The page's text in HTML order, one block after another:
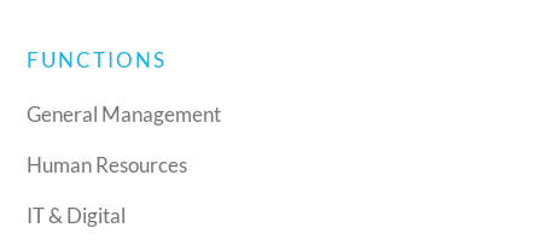
FUNCTIONS
General Management
Human Resources
IT & Digital